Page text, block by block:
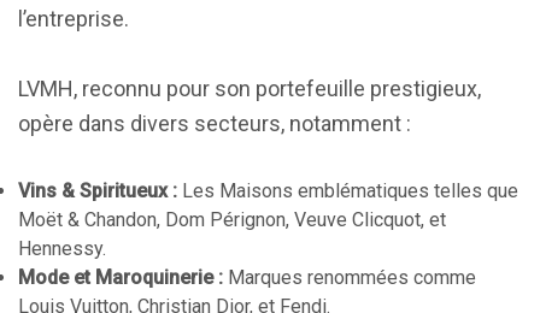
l’entreprise.
LVMH, reconnu pour son portefeuille prestigieux,
opère dans divers secteurs, notamment :
Vins & Spiritueux : Les Maisons emblématiques telles que
Moët & Chandon, Dom Pérignon, Veuve Clicquot, et
Hennessy.
Mode et Maroquinerie : Marques renommées comme
Louis Vuitton, Christian Dior, et Fendi.